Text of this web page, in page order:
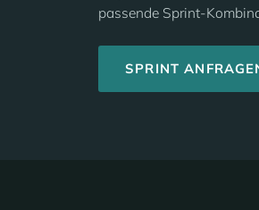
passende Sprint-
SPRINT